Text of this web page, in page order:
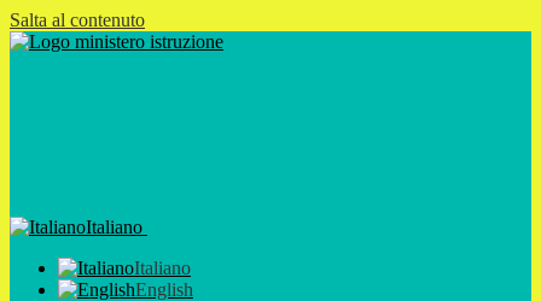
Salta al contenuto
Italiano
Italiano
English